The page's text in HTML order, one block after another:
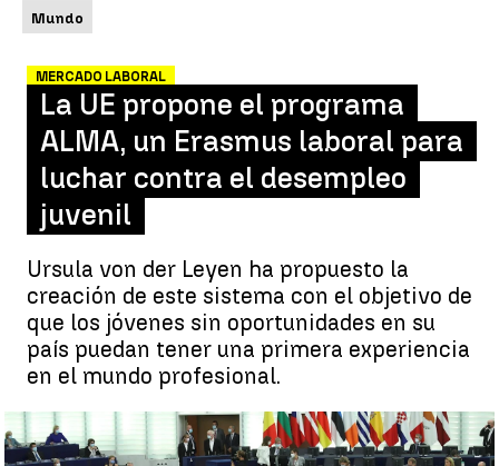
Mundo
MERCADO LABORAL
La UE propone el programa
ALMA, un Erasmus laboral para
luchar contra el desempleo
juvenil
Ursula von der Leyen ha propuesto la
creación de este sistema con el objetivo de
que los jóvenes sin oportunidades en su
país puedan tener una primera experiencia
en el mundo profesional.
La UE propone el programa ALMA, un Erasmus laboral para
luchar contra el desempleo juvenil |Efe